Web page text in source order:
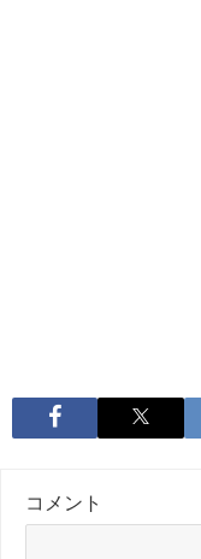
コメント